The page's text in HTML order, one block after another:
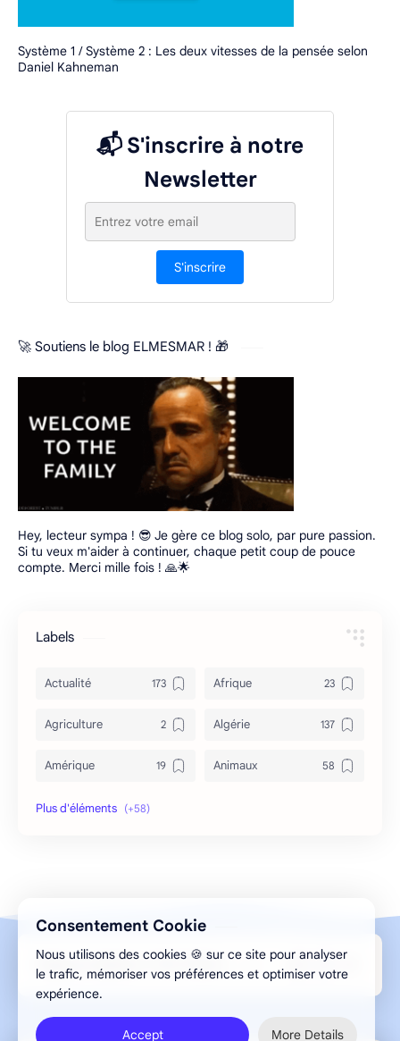
Système 1 / Système 2 : Les deux vitesses de la pensée selon
Daniel Kahneman
📬 S'inscrire à notre
Newsletter
S'inscrire
🚀 Soutiens le blog ELMESMAR ! 🎁
Hey, lecteur sympa ! 😎 Je gère ce blog solo, par pure passion.
Si tu veux m'aider à continuer, chaque petit coup de pouce
compte. Merci mille fois ! 🙏🌟
Labels
Actualité Afrique
Agriculture Algérie
Amérique Animaux
Archéologie
Bon à savoir
Caricature Chine
Design par Aghilas.A © 2013-2026 ELMESMAR
Consentement Cookie
Nous utilisons des cookies 🍪 sur ce site pour analyser
le trafic, mémoriser vos préférences et optimiser votre
expérience.
Accept More Details